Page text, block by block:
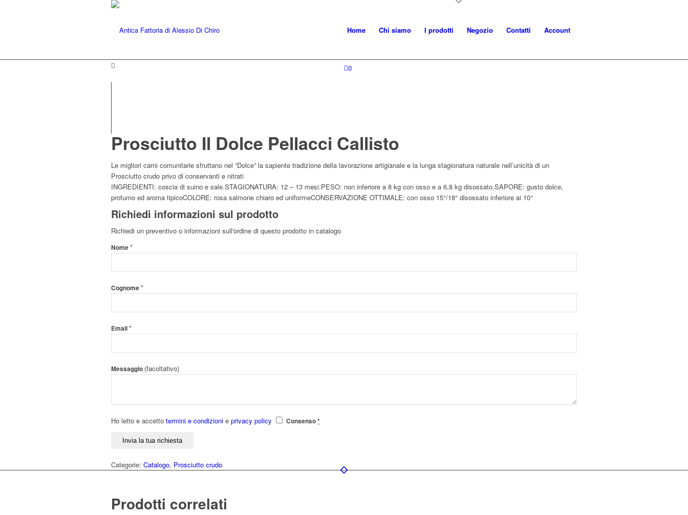
Home Chi siamo I prodotti Negozio Contatti Account
0
Prosciutto Il Dolce Pellacci Callisto
Le migliori carni comunitarie sfruttano nel “Dolce” la sapiente tradizione della lavorazione artigianale e la lunga stagionatura naturale nell’unicità di un
Prosciutto crudo privo di conservanti e nitrati
INGREDIENTI: coscia di suino e sale.STAGIONATURA: 12 – 13 mesi.PESO: non inferiore a 8 kg con osso e a 6,8 kg disossato.SAPORE: gusto dolce,
profumo ed aroma tipicoCOLORE: rosa salmone chiaro ed uniformeCONSERVAZIONE OTTIMALE: con osso 15°/18° disossato inferiore ai 10°
Richiedi informazioni sul prodotto
Richiedi un preventivo o informazioni sull'ordine di questo prodotto in catalogo
Nome*
Cognome*
Email*
Messaggio (facoltativo)
Ho letto e accetto termini e condizioni e privacy policy Consenso*
Categorie: Catalogo, Prosciutto crudo
Prodotti correlati